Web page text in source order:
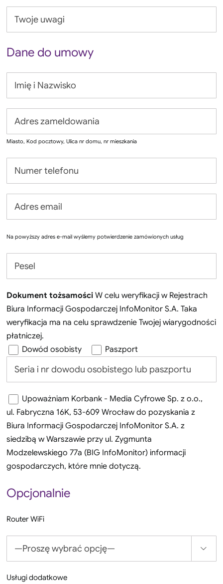
Dane do umowy
Miasto, Kod pocztowy, Ulica nr domu, nr mieszkania
Na powyższy adres e-mail wyślemy potwierdzenie zamówionych usług
Dokument tożsamościW celu weryfikacji w Rejestrach
Biura Informacji Gospodarczej InfoMonitor S.A. Taka
weryfikacja ma na celu sprawdzenie Twojej wiarygodności
płatniczej.
Dowód osobisty
Paszport
Upoważniam Korbank - Media Cyfrowe Sp. z o.o.,
ul. Fabryczna 16K, 53-609 Wrocław do pozyskania z
Biura Informacji Gospodarczej InfoMonitor S.A. z
siedzibą w Warszawie przy ul. Zygmunta
Modzelewskiego 77a (BIG InfoMonitor) informacji
gospodarczych, które mnie dotyczą.
Opcjonalnie
Router WiFi

Usługi dodatkowe